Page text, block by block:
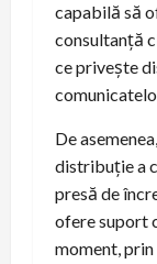
capabilă să
consultanță
ce privește
De
distribuție a
presă de
ofere suport
moment,